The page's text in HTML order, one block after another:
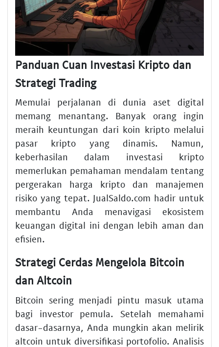
Panduan Cuan Investasi Kripto dan
Strategi Trading
Memulai perjalanan di dunia aset digital
memang menantang. Banyak orang ingin
meraih keuntungan dari koin kripto melalui
pasar kripto yang dinamis. Namun,
keberhasilan dalam investasi kripto
memerlukan pemahaman mendalam tentang
pergerakan harga kripto dan manajemen
risiko yang tepat. JualSaldo.com hadir untuk
membantu Anda menavigasi ekosistem
keuangan digital ini dengan lebih aman dan
efisien.
Strategi Cerdas Mengelola Bitcoin
dan Altcoin
Bitcoin sering menjadi pintu masuk utama
bagi investor pemula. Setelah memahami
dasar-dasarnya, Anda mungkin akan melirik
altcoin untuk diversifikasi portofolio. Analisis